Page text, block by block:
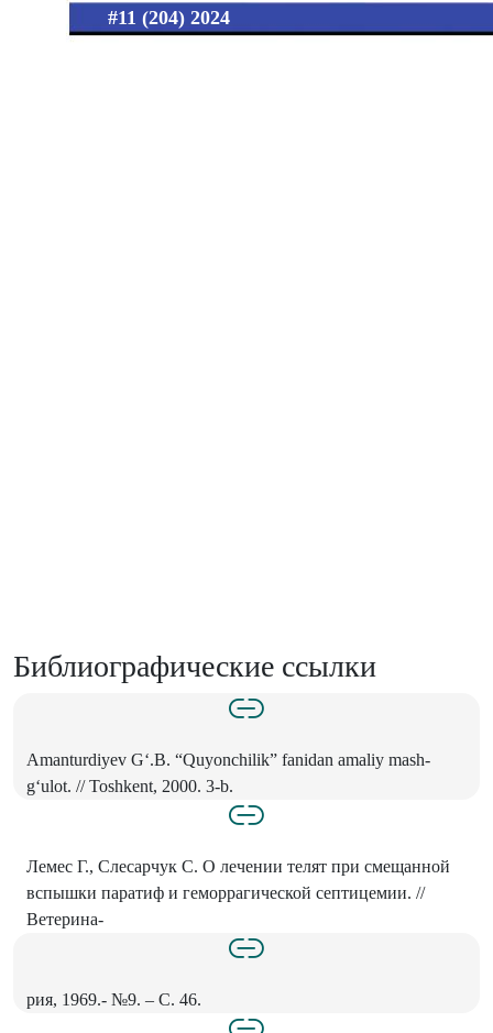
#11 (204) 2024
Библиографические ссылки
Amanturdiyev G‘.B. “Quyonchilik” fanidan amaliy mash-
g‘ulot. // Toshkent, 2000. 3-b.
Лемес Г., Слесарчук С. О лечении телят при смещанной
вспышки паратиф и геморрагической септицемии. //
Ветерина-
рия, 1969.- №9. – С. 46.